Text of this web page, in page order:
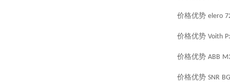
价格优势 elero
价格优势 Voith
价格优势 ABB
价格优势 SNR